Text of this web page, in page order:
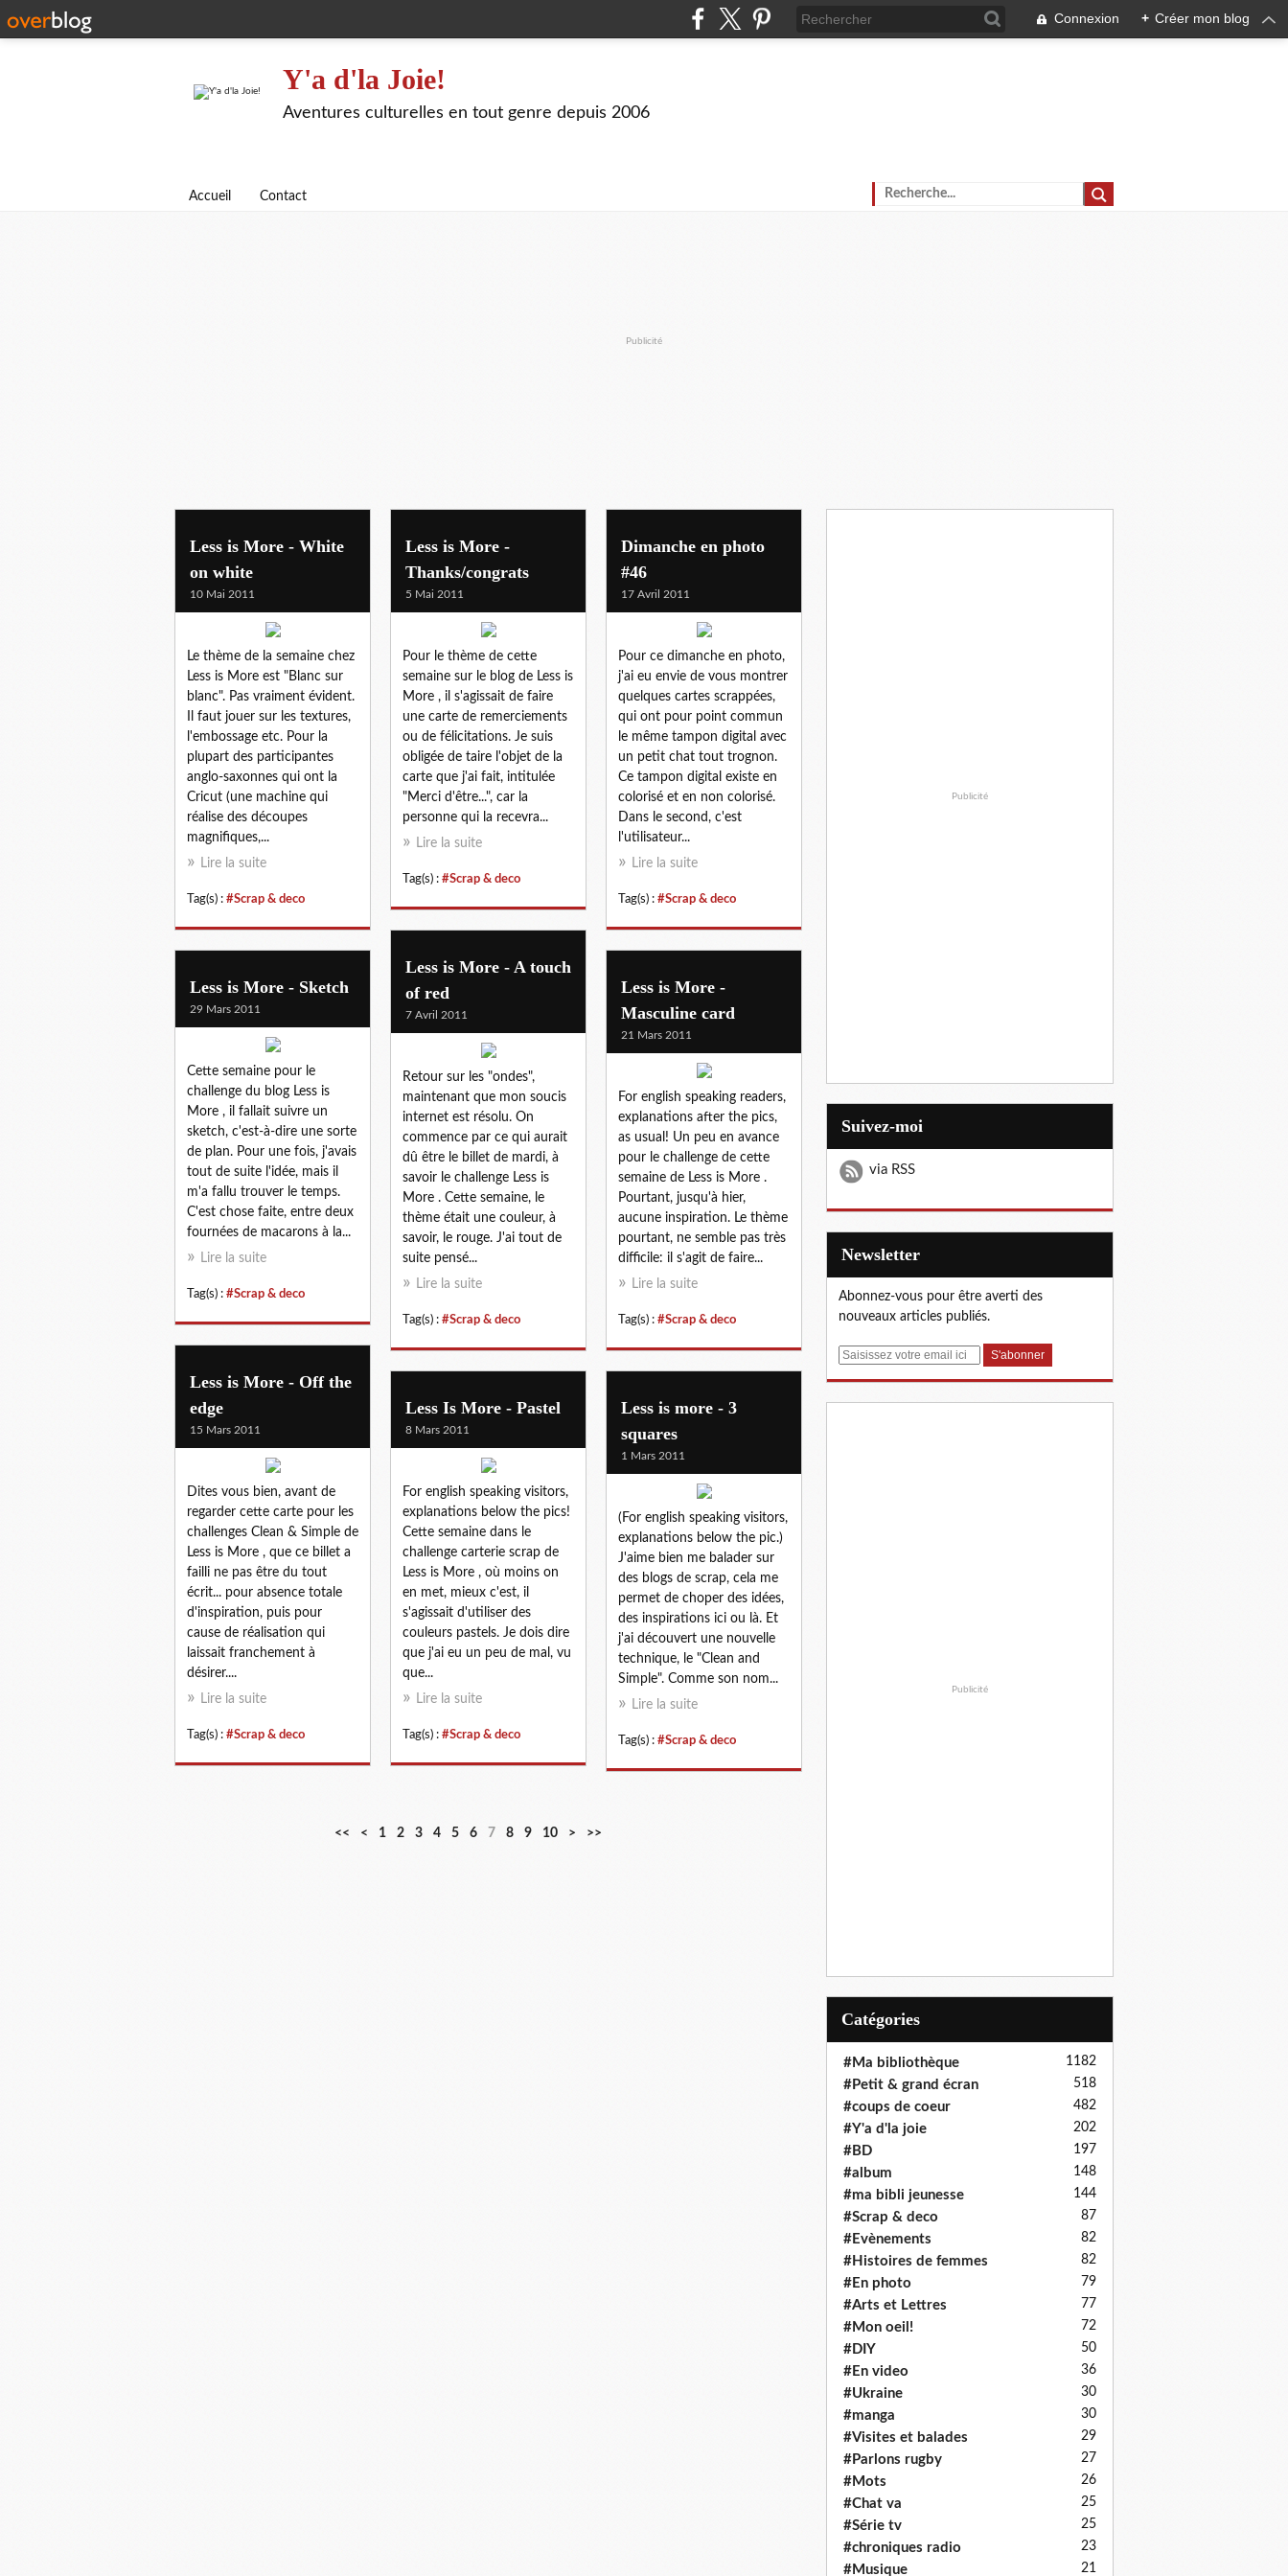
Connexion + Créer mon blog
Y'a d'la Joie!
Aventures culturelles en tout genre depuis 2006
Accueil Contact
Publicité
scrap & deco
Less is More - White
on white
10 Mai 2011
Le thème de la semaine chez
Less is More est "Blanc sur
blanc". Pas vraiment évident.
Il faut jouer sur les textures,
l'embossage etc. Pour la
plupart des participantes
anglo-saxonnes qui ont la
Cricut (une machine qui
réalise des découpes
magnifiques,...
Lire la suite
Tag(s) : #Scrap & deco
Less is More -
Thanks/congrats
5 Mai 2011
Pour le thème de cette
semaine sur le blog de Less is
More , il s'agissait de faire
une carte de remerciements
ou de félicitations. Je suis
obligée de taire l'objet de la
carte que j'ai fait, intitulée
"Merci d'être...", car la
personne qui la recevra...
Lire la suite
Tag(s) : #Scrap & deco
Dimanche en photo
#46
17 Avril 2011
Pour ce dimanche en photo,
j'ai eu envie de vous montrer
quelques cartes scrappées,
qui ont pour point commun
le même tampon digital avec
un petit chat tout trognon.
Ce tampon digital existe en
colorisé et en non colorisé.
Dans le second, c'est
l'utilisateur...
Lire la suite
Tag(s) : #Scrap & deco
Less is More - A touch
of red
7 Avril 2011
Retour sur les "ondes",
maintenant que mon soucis
internet est résolu. On
commence par ce qui aurait
dû être le billet de mardi, à
savoir le challenge Less is
More . Cette semaine, le
thème était une couleur, à
savoir, le rouge. J'ai tout de
suite pensé...
Lire la suite
Tag(s) : #Scrap & deco
Less is More - Sketch
29 Mars 2011
Cette semaine pour le
challenge du blog Less is
More , il fallait suivre un
sketch, c'est-à-dire une sorte
de plan. Pour une fois, j'avais
tout de suite l'idée, mais il
m'a fallu trouver le temps.
C'est chose faite, entre deux
fournées de macarons à la...
Lire la suite
Tag(s) : #Scrap & deco
Less is More -
Masculine card
21 Mars 2011
For english speaking readers,
explanations after the pics,
as usual! Un peu en avance
pour le challenge de cette
semaine de Less is More .
Pourtant, jusqu'à hier,
aucune inspiration. Le thème
pourtant, ne semble pas très
difficile: il s'agit de faire...
Lire la suite
Tag(s) : #Scrap & deco
Less is More - Off the
edge
15 Mars 2011
Dites vous bien, avant de
regarder cette carte pour les
challenges Clean & Simple de
Less is More , que ce billet a
failli ne pas être du tout
écrit... pour absence totale
d'inspiration, puis pour
cause de réalisation qui
laissait franchement à
désirer....
Lire la suite
Tag(s) : #Scrap & deco
Less Is More - Pastel
8 Mars 2011
For english speaking visitors,
explanations below the pics!
Cette semaine dans le
challenge carterie scrap de
Less is More , où moins on
en met, mieux c'est, il
s'agissait d'utiliser des
couleurs pastels. Je dois dire
que j'ai eu un peu de mal, vu
que...
Lire la suite
Tag(s) : #Scrap & deco
Less is more - 3
squares
1 Mars 2011
(For english speaking visitors,
explanations below the pic.)
J'aime bien me balader sur
des blogs de scrap, cela me
permet de choper des idées,
des inspirations ici ou là. Et
j'ai découvert une nouvelle
technique, le "Clean and
Simple". Comme son nom...
Lire la suite
Tag(s) : #Scrap & deco
<< < 1 2 3 4 5 6 7 8 9 10 > >>
Publicité
Suivez-moi
via RSS
Newsletter
Abonnez-vous pour être averti des
nouveaux articles publiés.
E
Publicité
Catégories
#Ma bibliothèque 1182
#Petit & grand écran 518
#coups de coeur 482
#Y'a d'la joie 202
#BD 197
#album 148
#ma bibli jeunesse 144
#Scrap & deco 87
#Evènements 82
#Histoires de femmes 82
#En photo 79
#Arts et Lettres 77
#Mon oeil! 72
#DIY 50
#En video 36
#Ukraine 30
#manga 30
#Visites et balades 29
#Parlons rugby 27
#Mots 26
#Chat va 25
#Série tv 25
#chroniques radio 23
#Musique 21